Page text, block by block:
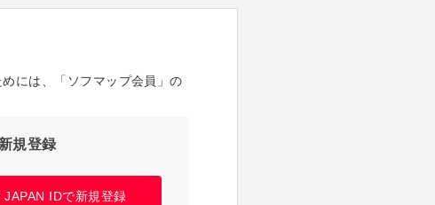
には、「ソフマップ会員」の
規登録
JAPAN IDで新規登録